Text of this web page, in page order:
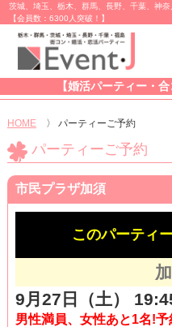
茨城、埼玉、栃木、群馬、長野、千葉、神
【会員数：6300人突破！】
【婚活パーティー・
HOME 〉 パーティーご予約
パーティーご予約
市民プラザ加須
このパーティ
9月27日（土）
男性満員、女性あと1名!